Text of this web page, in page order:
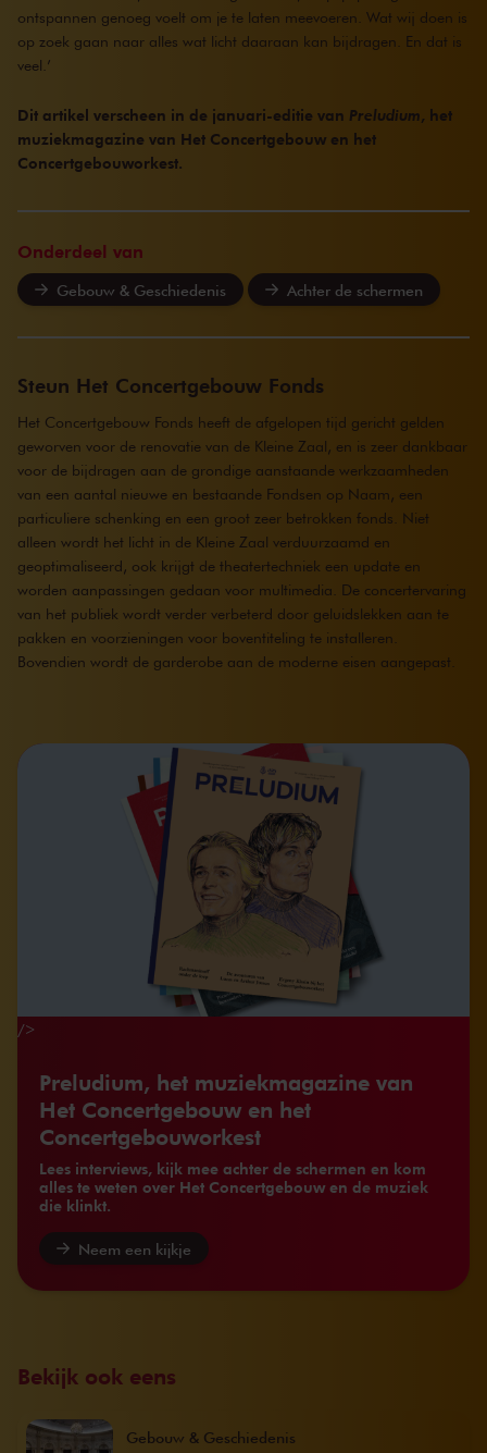
ontspannen genoeg voelt om je te laten meevoeren. Wat wij doen is
op zoek gaan naar alles wat licht daaraan kan bijdragen. En dat is
veel.’
Dit artikel verscheen in de januari-editie van Preludium, het
muziekmagazine van Het Concertgebouw en het
Concertgebouworkest.
Onderdeel van
Gebouw & Geschiedenis Achter de schermen
Steun Het Concertgebouw Fonds
Het Concertgebouw Fonds heeft de afgelopen tijd gericht gelden
geworven voor de renovatie van de Kleine Zaal, en is zeer dankbaar
voor de bijdragen aan de grondige aanstaande werkzaamheden
van een aantal nieuwe en bestaande Fondsen op Naam, een
particuliere schenking en een groot zeer betrokken fonds. Niet
alleen wordt het licht in de Kleine Zaal verduurzaamd en
geoptimaliseerd, ook krijgt de theatertechniek een update en
worden aanpassingen gedaan voor multimedia. De concertervaring
van het publiek wordt verder verbeterd door geluidslekken aan te
pakken en voorzieningen voor boventiteling te installeren.
Bovendien wordt de garderobe aan de moderne eisen aangepast.
/>
Preludium, het muziekmagazine van
Het Concertgebouw en het
Concertgebouworkest
Lees interviews, kijk mee achter de schermen en kom
alles te weten over Het Concertgebouw en de muziek
die klinkt.
Neem een kijkje
Bekijk ook eens
Gebouw & Geschiedenis